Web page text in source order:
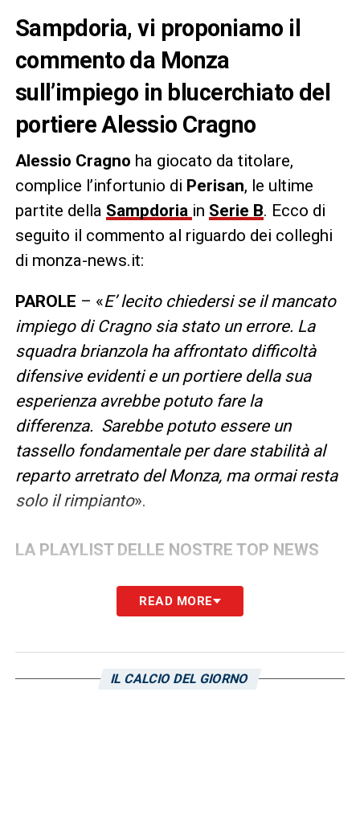
Sampdoria, vi proponiamo il
commento da Monza
sull’impiego in blucerchiato del
portiere Alessio Cragno
Alessio Cragno ha giocato da titolare,
complice l’infortunio di Perisan, le ultime
partite della Sampdoria in Serie B. Ecco di
seguito il commento al riguardo dei colleghi
di monza-news.it:
PAROLE – «E’ lecito chiedersi se il mancato
impiego di Cragno sia stato un errore. La
squadra brianzola ha affrontato difficoltà
difensive evidenti e un portiere della sua
esperienza avrebbe potuto fare la
differenza. Sarebbe potuto essere un
tassello fondamentale per dare stabilità al
reparto arretrato del Monza, ma ormai resta
solo il rimpianto».
LA PLAYLIST DELLE NOSTRE TOP NEWS
READ MORE
IL CALCIO DEL GIORNO